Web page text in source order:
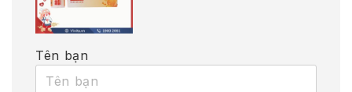
Tên bạn